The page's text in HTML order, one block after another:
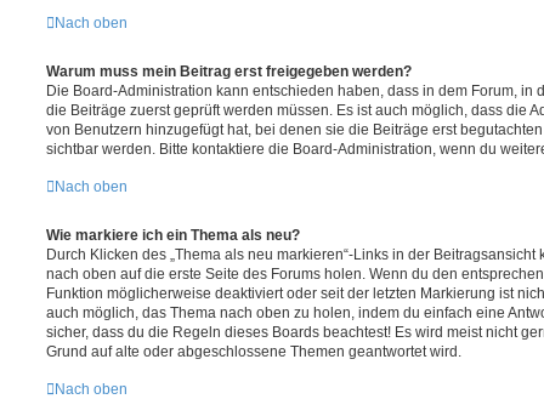
Nach oben
Warum muss mein Beitrag erst freigegeben werden?
Die Board-Administration kann entschieden haben, dass in dem Forum, in
die Beiträge zuerst geprüft werden müssen. Es ist auch möglich, dass die
von Benutzern hinzugefügt hat, bei denen sie die Beiträge erst
sichtbar werden. Bitte kontaktiere die Board-Administration, wenn du
Nach oben
Wie markiere ich ein Thema als neu?
Durch Klicken des „Thema als neu markieren“-Links in der
nach oben auf die erste Seite des Forums holen. Wenn du den
Funktion möglicherweise deaktiviert oder seit der letzten Markierung ist
auch möglich, das Thema nach oben zu holen, indem du einfach eine
sicher, dass du die Regeln dieses Boards beachtest! Es wird meist nicht
Grund auf alte oder abgeschlossene Themen geantwortet wird.
Nach oben